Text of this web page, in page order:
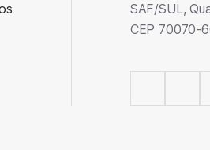
SAF/SUL,
CEP 70070-